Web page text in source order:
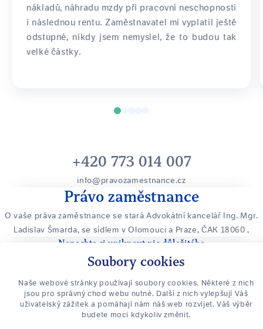
nákladů, náhradu mzdy při pracovní neschopnosti
i následnou rentu. Zaměstnavatel mi vyplatil ještě
odstupné, nikdy jsem nemyslel, že to budou tak
velké částky.
+420 773 014 007
info@pravozamestnance.cz
Právo zaměstnance
O vaše práva zaměstnance se stará Advokátní kancelář Ing. Mgr.
Ladislav Šmarda, se sídlem v Olomouci a Praze, ČAK 18060,
Nenechte si uniknout nic důležitého
Přihlaste se k odběru novinek
PŘIHLÁSIT SE K ODBĚRU
Soubory cookies
Naše webové stránky používají soubory cookies. Některé z nich
jsou pro správný chod webu nutné. Další z nich vylepšují Váš
uživatelský zážitek a pomáhají nám náš web rozvíjet. Váš výběr
budete moci kdykoliv změnit.